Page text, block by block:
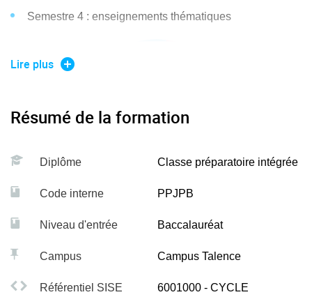
Semestre 4 : enseignements thématiques
Lire plus
Résumé de la formation
Diplôme Classe préparatoire intégrée
Code interne PPJPB
Niveau d'entrée Baccalauréat
Campus Campus Talence
Référentiel SISE
6001000 - CYCLE